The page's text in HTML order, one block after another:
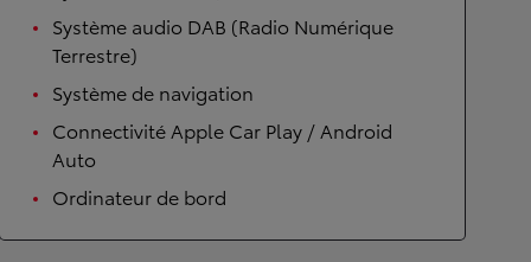
Système audio DAB (Radio Numérique
Terrestre)
Système de navigation
Connectivité Apple Car Play / Android
Auto
Ordinateur de bord